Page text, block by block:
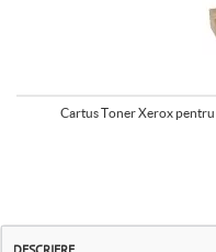
Cartus Toner Xerox